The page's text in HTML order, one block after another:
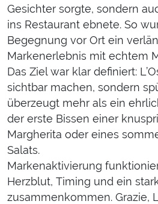
Gesichter sorgte, sondern
ins Restaurant ebnete. So
Begegnung vor Ort ein
Markenerlebnis mit echtem
Das Ziel war klar definiert:
sichtbar machen, sondern
überzeugt mehr als ein
der erste Bissen einer
Margherita oder eines
Salats.
Markenaktivierung
Herzblut, Timing und ein
zusammenkommen. Grazie,